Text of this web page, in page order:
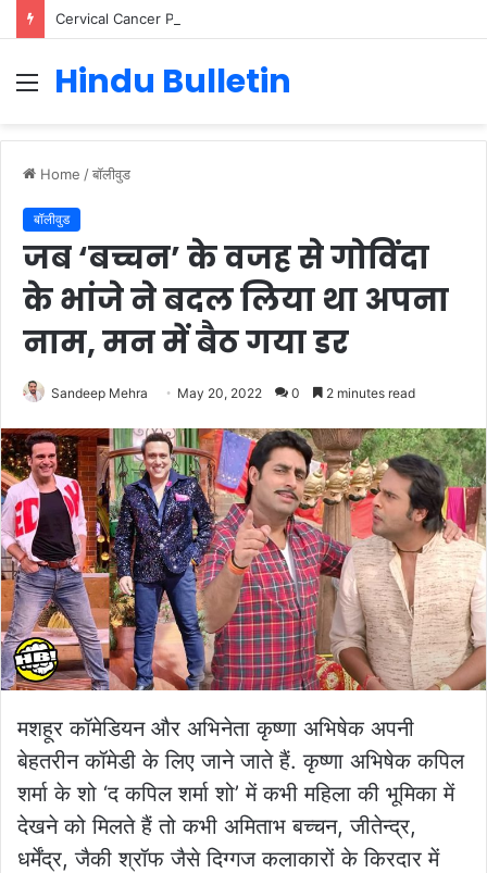
Menu
Hindu Bulletin
Home /बॉलीवुड
बॉलीवुड
जब ‘बच्चन’ के वजह से गोविंदा
के भांजे ने बदल लिया था अपना
नाम, मन में बैठ गया डर
Sandeep Mehra May 20, 2022 0 2 minutes read
मशहूर कॉमेडियन और अभिनेता कृष्णा अभिषेक अपनी
बेहतरीन कॉमेडी के लिए जाने जाते हैं. कृष्णा अभिषेक कपिल
शर्मा के शो ‘द कपिल शर्मा शो’ में कभी महिला की भूमिका में
देखने को मिलते हैं तो कभी अमिताभ बच्चन, जीतेन्द्र,
धर्मेंद्र, जैकी श्रॉफ जैसे दिग्गज कलाकारों के किरदार में